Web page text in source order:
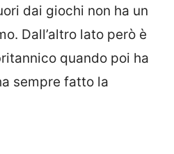
dai giochi non ha un
Dall’altro lato però è
quando poi ha
sempre fatto la